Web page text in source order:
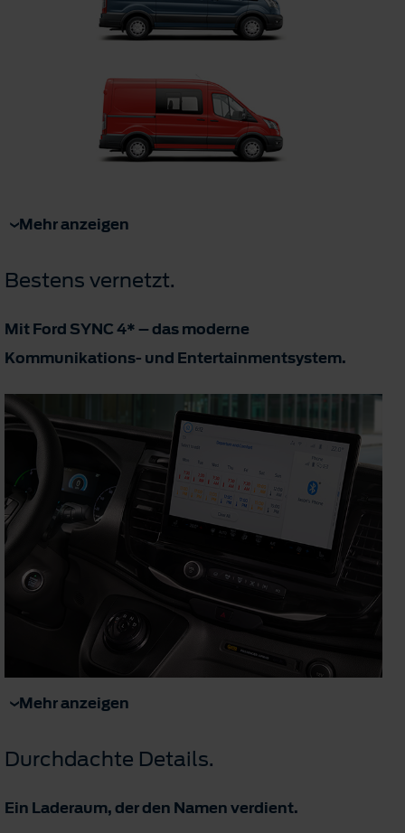
Mehr anzeigen
Bestens vernetzt.
Mit Ford SYNC 4* – das moderne
Kommunikations- und Entertainmentsystem.
Mehr anzeigen
Durchdachte Details.
Ein Laderaum, der den Namen verdient.